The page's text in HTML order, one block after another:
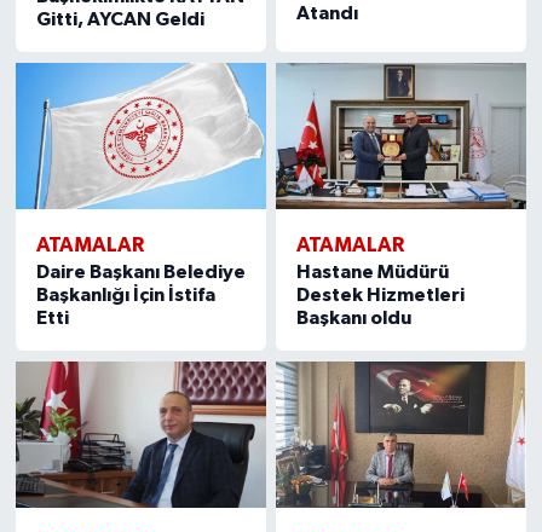
Gitti, AYCAN Geldi
Atandı
ATAMALAR
Daire Başkanı Belediye
Başkanlığı İçin İstifa
Etti
ATAMALAR
Hastane Müdürü
Destek Hizmetleri
Başkanı oldu